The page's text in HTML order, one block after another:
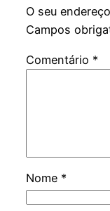
O seu
Campos
Comentário *
Nome *